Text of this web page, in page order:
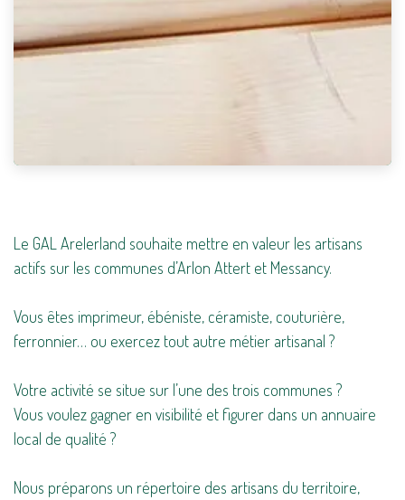
Le GAL Arelerland souhaite mettre en valeur les artisans
actifs sur les communes d’Arlon Attert et Messancy.
Vous êtes imprimeur, ébéniste, céramiste, couturière,
ferronnier… ou exercez tout autre métier artisanal ?
Votre activité se situe sur l’une des trois communes ?
Vous voulez gagner en visibilité et figurer dans un annuaire
local de qualité ?
Nous préparons un répertoire des artisans du territoire,